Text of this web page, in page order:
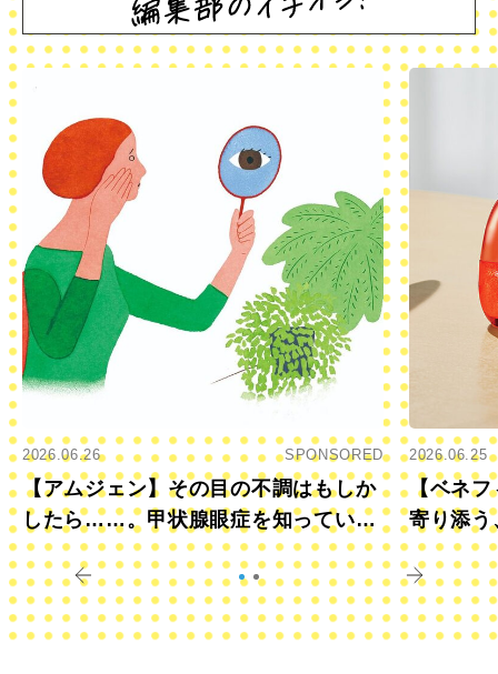
2026.06.26 SPONSORED
【アムジェン】その目の不調はもしか
したら……。甲状腺眼症を知っていま
すか？
2026.06.25
【ベネフ
寄り添う
きに